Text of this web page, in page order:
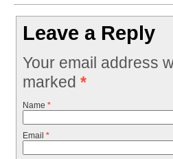
Leave a Reply
Your email address
marked *
Name *
Email *